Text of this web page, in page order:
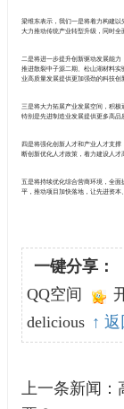
梁维东表示，我们一是将着力构建
大力推动传统产业转型升级，同时
二是将进一步提升创新驱动发展能
推进散裂中子源二期、松山湖材料
业高质量发展提供更加强劲的科技创
三是将大力拓展产业发展空间，积
特别是先进制造业发展提供更多高品
四是将强化创新人才和产业人才支撑
断创新优化人才政策，着力建设人才
五是将持续优化综合营商环境，全面
平，推动项目加快落地，让先进资本
一键分享：
QQ空间
delicious ↑
上一条新闻：